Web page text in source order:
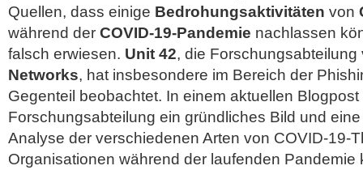
Quellen, dass einige Bedrohungsaktivitäten von
während der COVID-19-Pandemie nachlassen
falsch erwiesen. Unit 42, die
Networks, hat insbesondere im Bereich der
Gegenteil beobachtet. In einem aktuellen Blogpost
Forschungsabteilung ein gründliches Bild und
Analyse der verschiedenen Arten von COVID-19-
Organisationen während der laufenden Pandemie